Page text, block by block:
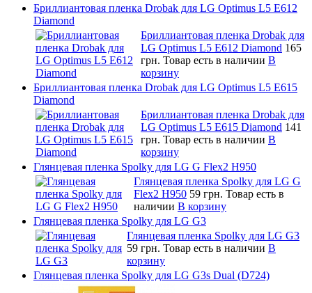
Бриллиантовая пленка Drobak для LG Optimus L5 E612
Diamond
Бриллиантовая пленка Drobak для
LG Optimus L5 E612 Diamond 165
грн. Товар есть в наличии В
корзину
Бриллиантовая пленка Drobak для LG Optimus L5 E615
Diamond
Бриллиантовая пленка Drobak для
LG Optimus L5 E615 Diamond 141
грн. Товар есть в наличии В
корзину
Глянцевая пленка Spolky для LG G Flex2 H950
Глянцевая пленка Spolky для LG G
Flex2 H950 59 грн. Товар есть в
наличии В корзину
Глянцевая пленка Spolky для LG G3
Глянцевая пленка Spolky для LG G3
59 грн. Товар есть в наличии В
корзину
Глянцевая пленка Spolky для LG G3s Dual (D724)